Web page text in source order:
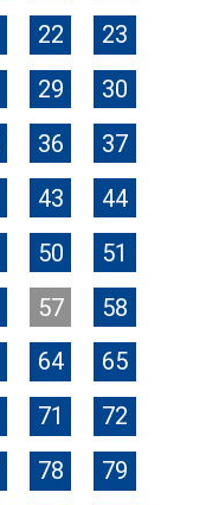
22
23
29
30
36
37
43
44
50
51
57
58
64
65
71
72
78
79